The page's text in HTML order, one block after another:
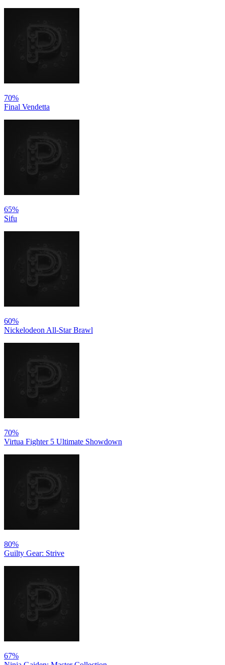
70%
Final Vendetta
65%
Sifu
60%
Nickelodeon All-Star Brawl
70%
Virtua Fighter 5 Ultimate Showdown
80%
Guilty Gear: Strive
67%